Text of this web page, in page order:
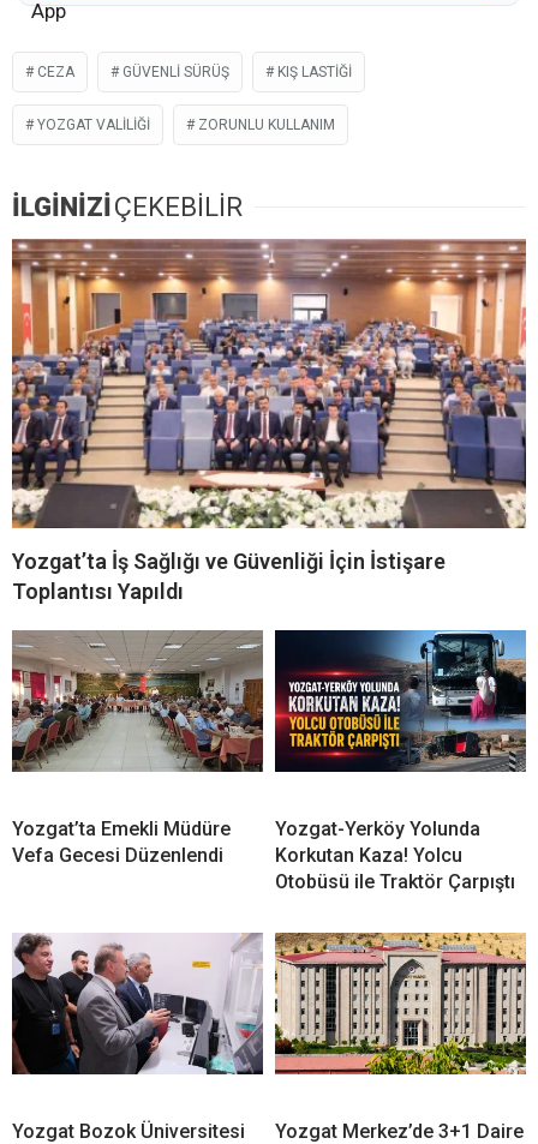
CEZA GÜVENLI SÜRÜŞ KIŞ LASTIĞI
YOZGAT VALILIĞI ZORUNLU KULLANIM
İLGİNİZİ ÇEKEBİLİR
Yozgat’ta İş Sağlığı ve Güvenliği İçin İstişare
Toplantısı Yapıldı
Yozgat’ta Emekli Müdüre
Vefa Gecesi Düzenlendi
Yozgat-Yerköy Yolunda
Korkutan Kaza! Yolcu
Otobüsü ile Traktör Çarpıştı
Yozgat Bozok Üniversitesi Yozgat Merkez’de 3+1 Daire